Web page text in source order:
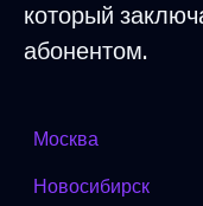
который
абонентом.
Москва
Новосибирск